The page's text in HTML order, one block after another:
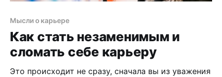
Мысли о карьере
Как стать незаменимым и
сломать себе карьеру
Это происходит не сразу, сначала вы из уважения